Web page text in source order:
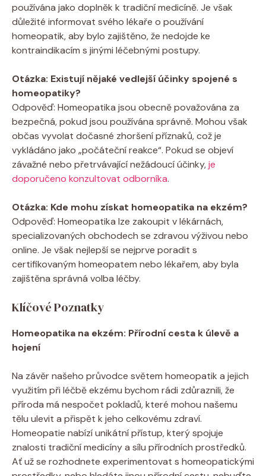
používána jako doplněk k​ tradiční medicíně. Je však
důležité informovat svého‌ lékaře⁤ o používání
homeopatik, aby bylo zajištěno, ⁢že nedojde ke
kontraindikacím s jinými léčebnými postupy.
Otázka: Existují nějaké vedlejší účinky spojené s
homeopatiky?
Odpověď: Homeopatika jsou obecně považována za
bezpečná, pokud jsou používána⁣ správně. Mohou ⁣však
občas vyvolat dočasné zhoršení⁣ příznaků, což je
vykládáno jako „počáteční reakce“. Pokud⁣ se objeví
závažné nebo přetrvávající nežádoucí účinky,je
doporučeno konzultovat odborníka.
Otázka: Kde mohu získat homeopatika na ekzém?
Odpověď: Homeopatika lze zakoupit v lékárnách,
specializovaných obchodech se‍ zdravou výživou nebo⁢
online. Je ‍však nejlepší​ se nejprve poradit s
certifikovaným homeopatem nebo lékařem, aby byla
zajištěna správná⁢ volba léčby.
Klíčové Poznatky
Homeopatika na ekzém: Přírodní​ cesta k úlevě a
hojení
Na závěr našeho průvodce světem homeopatik a jejich
využitím při léčbě ekzému ​bychom ⁢rádi zdůraznili, ⁣že
příroda⁣ má nespočet pokladů, které‌ mohou našemu
tělu ulevit a přispět k jeho ​celkovému zdraví.
‌Homeopatie nabízí unikátní přístup, který​ spojuje
znalosti​ tradiční medicíny a ⁤sílu přírodních prostředků.
Ať už se rozhodnete experimentovat s homeopatickými